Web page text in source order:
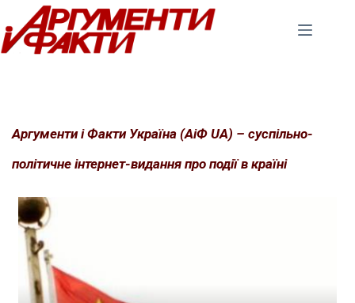
Перейти
до
вмісту
Аргументи і Факти Україна (АіФ UA) – суспільно-
політичне інтернет-видання про події в країні